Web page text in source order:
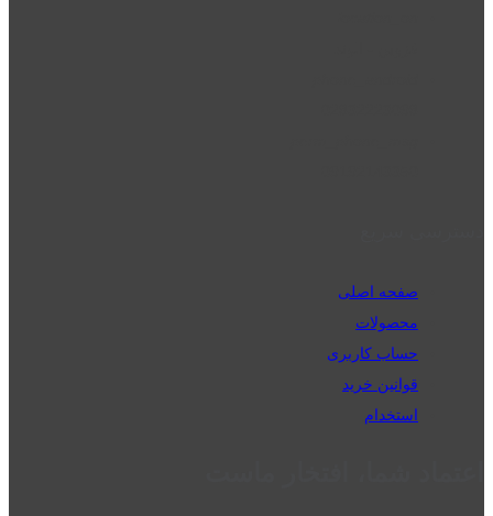
صفحه اصلی
محصولات
حساب کاربری
قوانین خرید
استخدام